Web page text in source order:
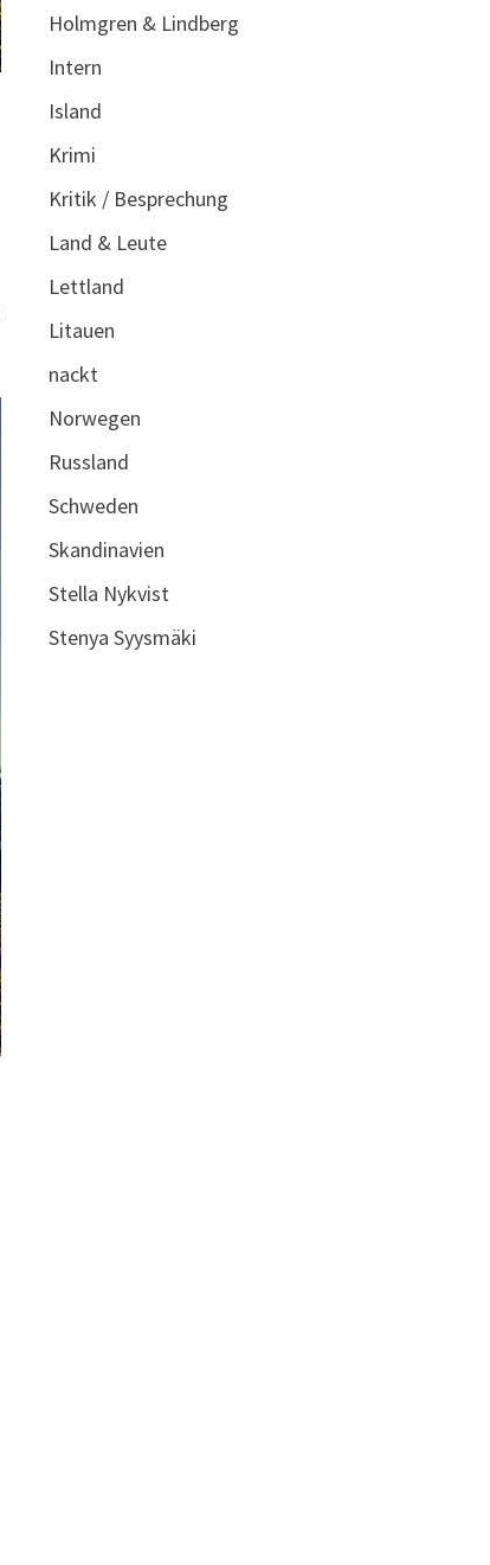
Holmgren & Lindberg
Intern
Island
Krimi
Kritik / Besprechung
Land & Leute
Lettland
Litauen
nackt
Norwegen
Russland
Schweden
Skandinavien
Stella Nykvist
Stenya Syysmäki